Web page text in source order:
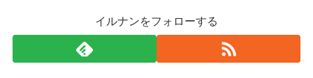
イルナンをフォローする